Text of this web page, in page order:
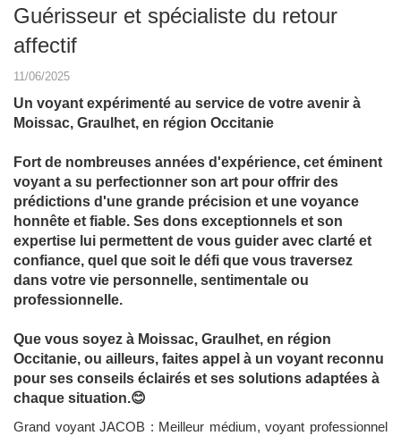
Guérisseur et spécialiste du retour
affectif
11/06/2025
Un voyant expérimenté au service de votre avenir à
Moissac, Graulhet, en région Occitanie
Fort de nombreuses années d'expérience, cet éminent
voyant a su perfectionner son art pour offrir des
prédictions d'une grande précision et une voyance
honnête et fiable. Ses dons exceptionnels et son
expertise lui permettent de vous guider avec clarté et
confiance, quel que soit le défi que vous traversez
dans votre vie personnelle, sentimentale ou
professionnelle.
Que vous soyez à Moissac, Graulhet, en région
Occitanie, ou ailleurs, faites appel à un voyant reconnu
pour ses conseils éclairés et ses solutions adaptées à
chaque situation.😊
Grand voyant JACOB : Meilleur médium, voyant professionnel